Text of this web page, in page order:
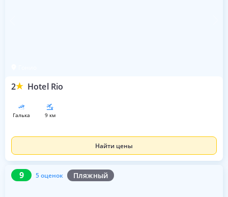
2 Hotel Rio
галька 9 км
Найти цены
9 5 оценок Пляжный
9 5 оценок